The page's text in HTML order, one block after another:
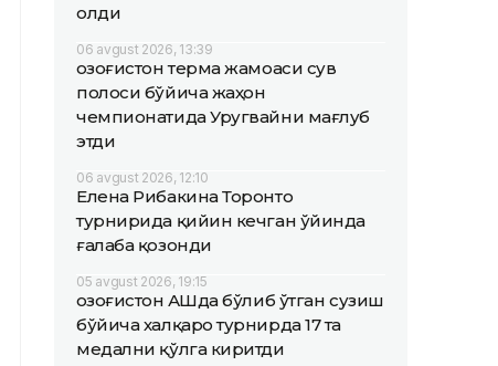
олди
06 avgust 2026, 13:39
Қозоғистон терма жамоаси сув
полоси бўйича жаҳон
чемпионатида Уругвайни мағлуб
этди
06 avgust 2026, 12:10
Елена Рибакина Торонто
турнирида қийин кечган ўйинда
ғалаба қозонди
05 avgust 2026, 19:15
Қозоғистон АҚШда бўлиб ўтган сузиш
бўйича халқаро турнирда 17 та
медални қўлга киритди